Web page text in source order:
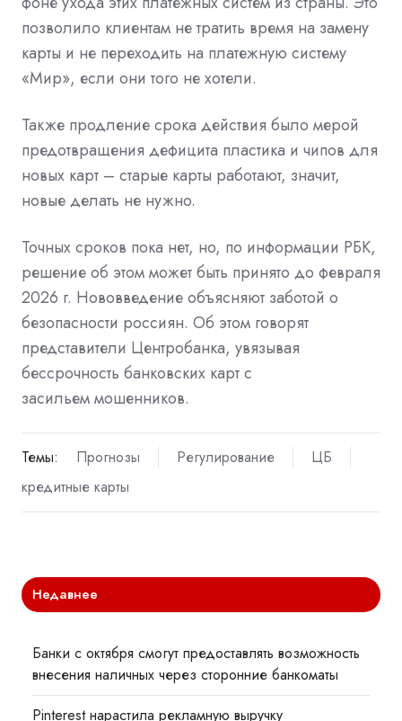
позволило клиентам не тратить время на замену
карты и не переходить на платежную систему
«Мир», если они того не хотели.
Также продление срока действия было мерой
предотвращения дефицита пластика и чипов для
новых карт – старые карты работают, значит,
новые делать не нужно.
Точных сроков пока нет, но, по информации РБК,
решение об этом может быть принято до февраля
2026 г. Нововведение объясняют заботой о
безопасности россиян. Об этом говорят
представители Центробанка, увязывая
бессрочность банковских карт с
засильем мошенников.
Темы: Прогнозы Регулирование
ЦБ
кредитные карты
Недавнее
Банки с октября смогут предоставлять возможность
внесения наличных через сторонние банкоматы
Pinterest нарастила рекламную выручку